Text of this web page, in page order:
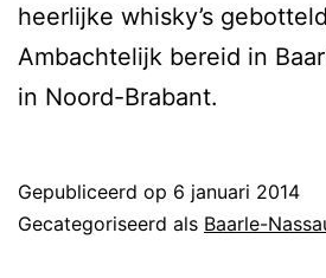
heerlijke whisky’s
Ambachtelijk bereid in
in Noord-Brabant.
Gepubliceerd op 6 januari 2014
Gecategoriseerd als Baarle-